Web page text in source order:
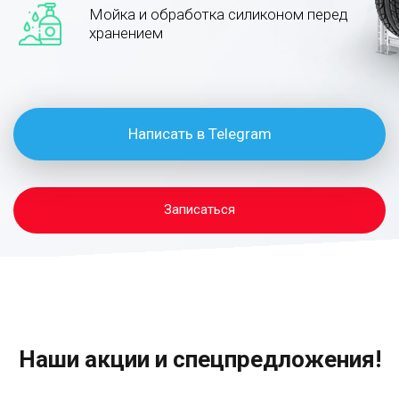
Мойка и обработка силиконом перед
хранением
Написать в Telegram
Записаться
Наши акции и спецпредложения!